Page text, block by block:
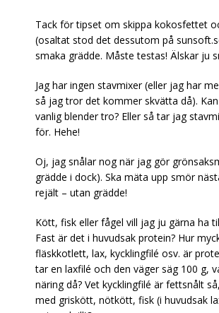
Tack för tipset om skippa kokosfettet
(osaltat stod det dessutom på
smaka grädde. Måste testas! Älskar ju
Jag har ingen stavmixer (eller jag har
så jag tror det kommer skvätta då).
vanlig blender tro? Eller så tar jag
för. Hehe!
Oj, jag snålar nog när jag gör
grädde i dock). Ska mäta upp smör
rejält – utan grädde!
Kött, fisk eller fågel vill jag ju gärna ha
Fast är det i huvudsak protein? Hur
fläskkotlett, lax, kycklingfilé osv. är
tar en laxfilé och den väger säg 100 g,
näring då? Vet kycklingfilé är fettsnålt
med griskött, nötkött, fisk (i huvudsak